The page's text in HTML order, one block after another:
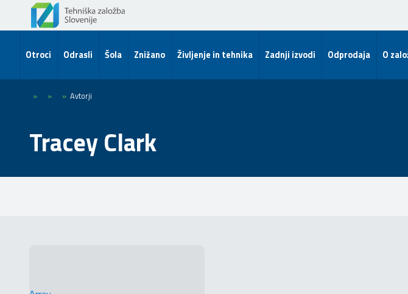
Otroci Odrasli Šola Znižano Življenje in tehnika Zadnji izvodi Odprodaja O
» » » Avtorji
Tracey Clark